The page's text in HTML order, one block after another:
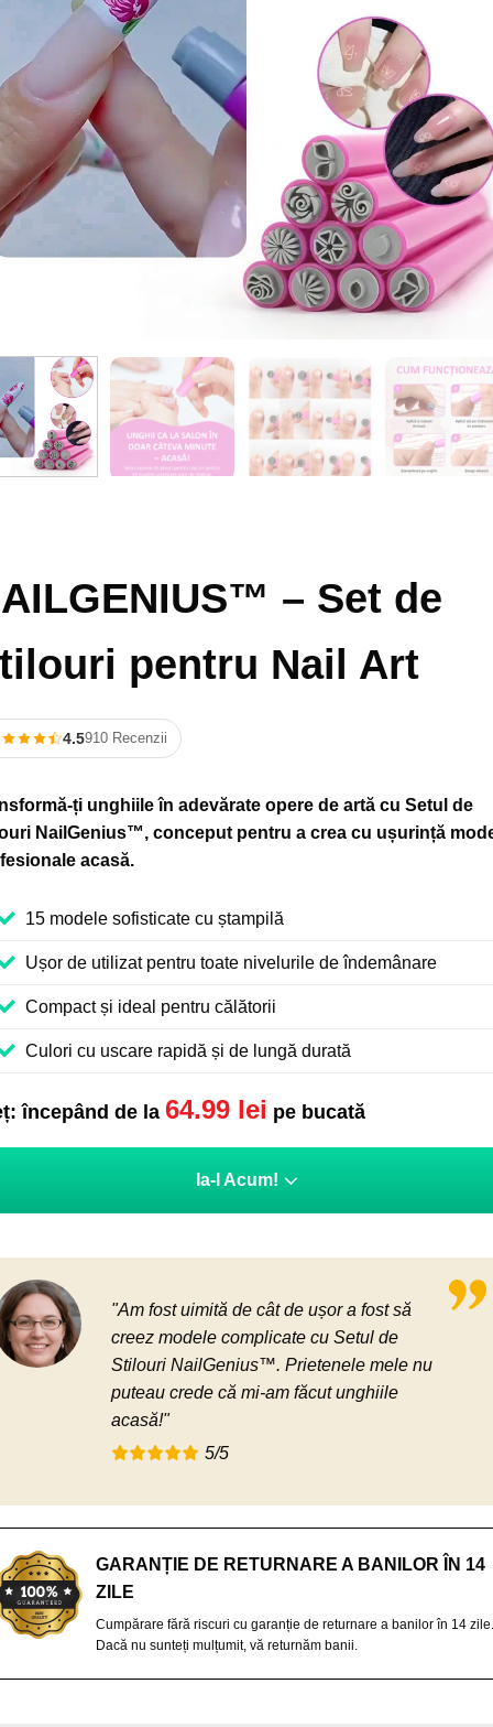
– Set de
pentru Nail Art
4.5910 Recenzii
ți unghiile în adevărate opere de artă cu Setul de
NailGenius™, conceput pentru a crea cu ușurință
acasă.
15 modele sofisticate cu ștampilă
Ușor de utilizat pentru toate nivelurile de îndemânare
Compact și ideal pentru călătorii
Culori cu uscare rapidă și de lungă durată
începând de la 64.99 lei pe bucată
Ia-l Acum!
"Am fost uimită de cât de ușor a fost să
creez modele complicate cu Setul de
Stilouri NailGenius™. Prietenele mele nu
puteau crede că mi-am făcut unghiile
acasă!"
5/5
GARANȚIE DE RETURNARE A BANILOR ÎN 14
ZILE
Cumpărare fără riscuri cu garanție de returnare a banilor în 14 zile.
Dacă nu sunteți mulțumit, vă returnăm banii.